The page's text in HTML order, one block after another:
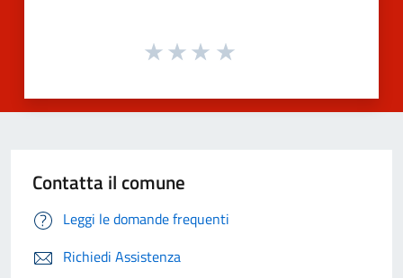
Contatta il comune
Leggi le domande frequenti
Richiedi Assistenza